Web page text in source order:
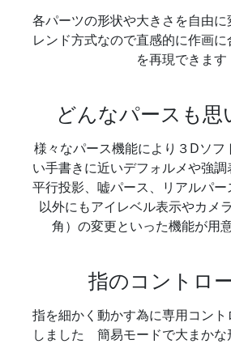
各パーツの形状や大きさを自由
レンド方式なので直感的に作画
を再現できます
どんなパースも思
様々なパース機能により３Dソフ
い手書きに近いデフォルメや強
平行投影、嘘パース、リアルパ
以外にもアイレベル表示やカメ
角）の変更といった機能が用
指のコントロ
指を細かく動かす為に専用コン
しました 簡易モードで大まかな